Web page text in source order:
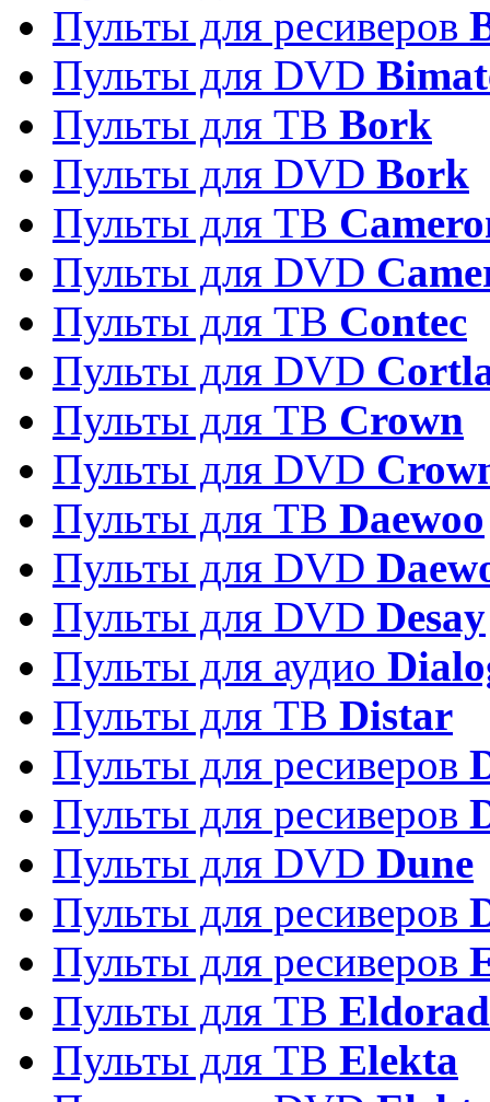
Пульты для ресиверов
Пульты для DVD
Пульты для ТВ Bork
Пульты для DVD Bork
Пульты для ТВ
Пульты для DVD
Пульты для ТВ Contec
Пульты для DVD
Пульты для ТВ Crown
Пульты для DVD
Пульты для ТВ Daewoo
Пульты для DVD
Пульты для DVD Desay
Пульты для аудио
Пульты для ТВ Distar
Пульты для ресиверов
Пульты для ресиверов
Пульты для DVD Dune
Пульты для ресиверов
Пульты для ресиверов
Пульты для ТВ
Пульты для ТВ Elekta